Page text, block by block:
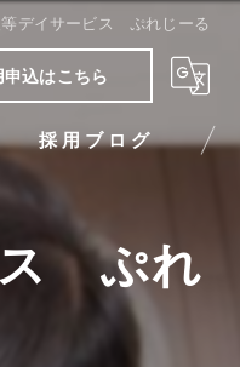
デイサービス ぷれじーる
申込はこちら
採用ブログ
ス ぷれ